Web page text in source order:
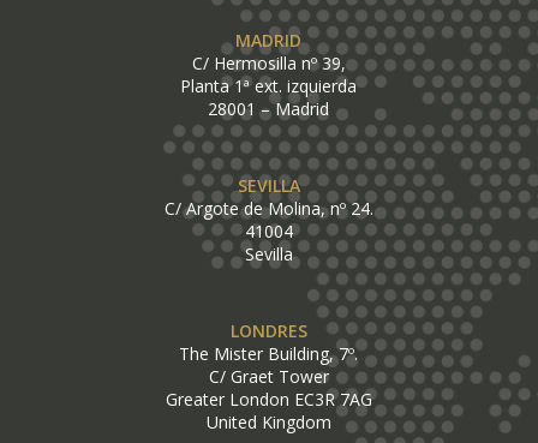
MADRID
C/ Hermosilla nº 39,
Planta 1ª ext. izquierda
28001 – Madrid
SEVILLA
C/ Argote de Molina, nº 24.
41004
Sevilla
LONDRES
The Mister Building, 7º.
C/ Graet Tower
Greater London EC3R 7AG
United Kingdom